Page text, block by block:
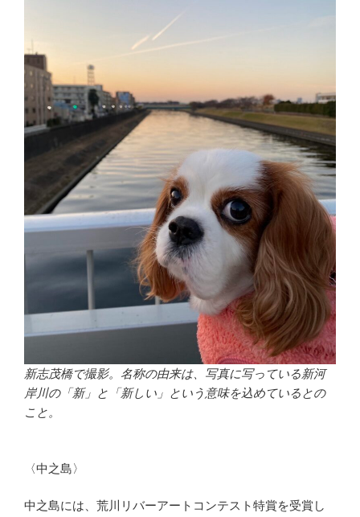
新志茂橋で撮影。名称の由来は、写真に写っている新河
岸川の「新」と「新しい」という意味を込めているとの
こと。
〈中之島〉
中之島には、荒川リバーアートコンテスト特賞を受賞し